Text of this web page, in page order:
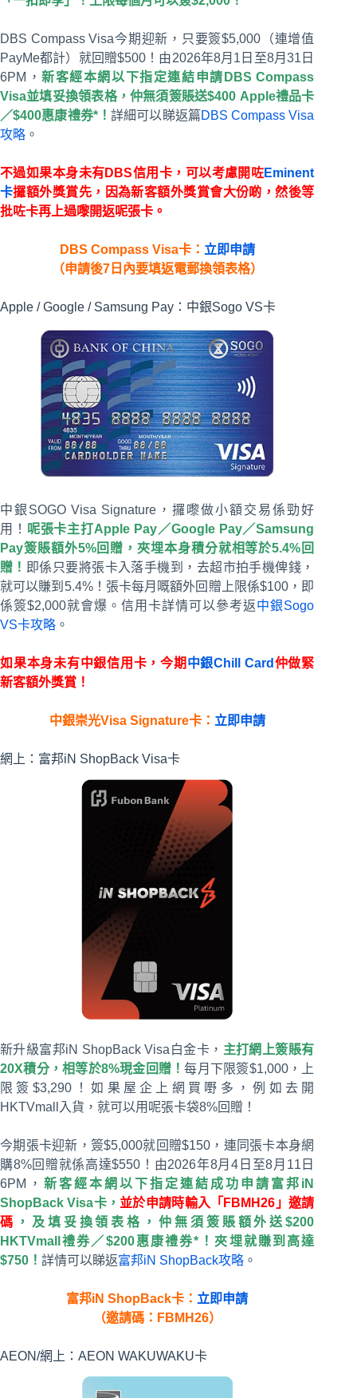
DBS Compass Visa今期迎新，只要簽$5,000（連增值
PayMe都計）就回贈$500！由2026年8月1日至8月31日
6PM，新客經本網以下指定連結申請DBS Compass
Visa並填妥換領表格，仲無須簽賬送$400 Apple禮品卡
／$400惠康禮券*！詳細可以睇返篇DBS Compass Visa
攻略 。
不過如果本身未有DBS信用卡，可以考慮開咗Eminent
卡攞額外獎賞先，因為新客額外獎賞會大份啲，然後等
批咗卡再上過嚟開返呢張卡。
DBS Compass Visa卡： 立即申請
（申請後7日內要填返電郵換領表格）
Apple / Google / Samsung Pay：中銀Sogo VS卡
中銀SOGO Visa Signature，攞嚟做小額交易係勁好
用！
呢張卡主打Apple Pay／Google Pay／Samsung
Pay簽賬額外5%回贈，夾埋本身積分就相等於5.4%回
贈！ 即係只要將張卡入落手機到，去超市拍手機俾錢，
就可以賺到5.4%！張卡每月嘅額外回贈上限係$100，即
係簽$2,000就會爆。信用卡詳情可以參考返中銀Sogo
VS卡攻略 。
如果本身未有中銀信用卡，今期 中銀Chill Card 仲做緊
新客額外獎賞！
中銀崇光Visa Signature卡： 立即申請
網上：富邦iN ShopBack Visa卡
新升級富邦iN ShopBack Visa白金卡， 主打網上簽賬有
20X積分，相等於8%現金回贈！每月下限簽$1,000，上
限簽$3,290！如果屋企上網買嘢多，例如去開
HKTVmall入貨，就可以用呢張卡袋8%回贈！
今期張卡迎新，簽$5,000就回贈$150，連同張卡本身網
購8%回贈就係高達$550！由2026年8月4日至8月11日
6PM，新客經本網以下指定連結成功申請富邦iN
ShopBack Visa卡， 並於申請時輸入「FBMH26」邀請
碼 ，及填妥換領表格，仲無須簽賬額外送$200
HKTVmall禮券／$200惠康禮券*！夾埋就賺到高達
$750！ 詳情可以睇返富邦iN ShopBack攻略 。
富邦iN ShopBack卡： 立即申請
（邀請碼：FBMH26）
AEON/網上：AEON WAKUWAKU卡